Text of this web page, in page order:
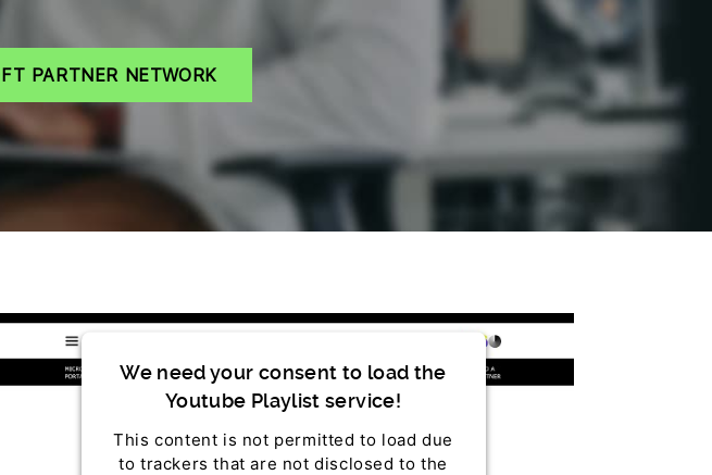
PARTNER NETWORK
We need your consent to load the
Youtube Playlist service!
This content is not permitted to load due
to trackers that are not disclosed to the